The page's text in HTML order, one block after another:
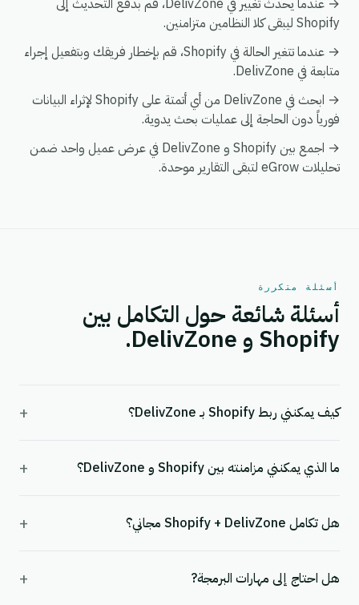
→ عندما يحدث تغيير في DelivZone، قم بدفع التحديث إلى
Shopify ليبقى كلا النظامين متزامنين.
→ عندما تتغير الحالة في Shopify، قم بإخطار فريقك وبتفعيل إجراء
متابعة في DelivZone.
→ ابحث في DelivZone من أي أتمتة على Shopify لإثراء البيانات
فورياً دون الحاجة إلى عمليات بحث يدوية.
→ اجمع بين Shopify و DelivZone في عرض عميل واحد ضمن
تحليلات eGrow لتبقى التقارير موحدة.
أسئلة متكررة
أسئلة شائعة حول التكامل بين
Shopify و DelivZone.
كيف يمكنني ربط Shopify بـ DelivZone؟ +
ما الذي يمكنني مزامنته بين Shopify و DelivZone؟ +
هل تكامل Shopify + DelivZone مجاني؟ +
هل احتاج إلى مهارات البرمجة? +